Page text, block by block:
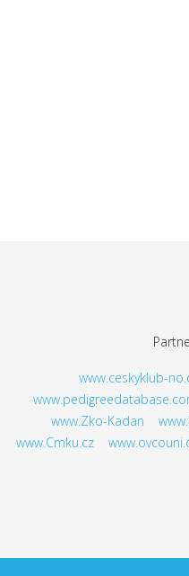
www.ceskyklub-
www.Zko-Kadan
www.Cmku.cz